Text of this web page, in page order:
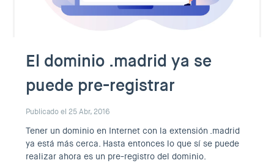
El dominio .madrid ya se
puede pre-registrar
Publicado el 25 Abr, 2016
Tener un dominio en Internet con la extensión .madrid
ya está más cerca. Hasta entonces lo que sí se puede
realizar ahora es un pre-registro del dominio.